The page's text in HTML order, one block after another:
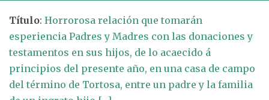
Título: Horrorosa relación que tomarán
esperiencia Padres y Madres con las donaciones y
testamentos en sus hijos, de lo acaecido á
principios del presente año, en una casa de campo
del término de Tortosa, entre un padre y la familia